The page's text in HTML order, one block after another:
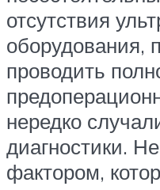
отсутствия
оборудования,
проводить
нередко
диагностики.
фактором,